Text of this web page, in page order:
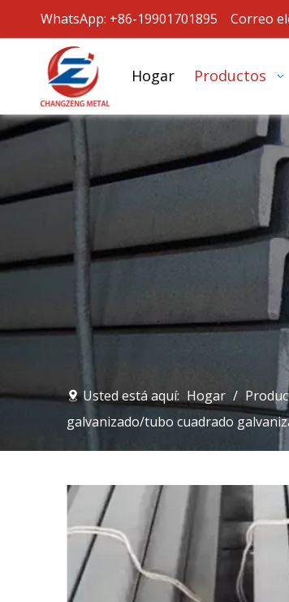
WhatsApp: +86-19901701895 Correo
Hogar Productos
Usted está aquí: Hogar /
galvanizado/tubo cuadrado